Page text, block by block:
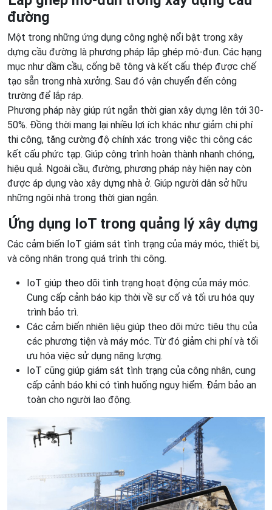
đường
Một trong những ứng dụng công nghệ nổi bật trong xây
dựng cầu đường là phương pháp lắp ghép mô-đun. Các hạng
mục như dầm cầu, cống bê tông và kết cấu thép được chế
tạo sẵn trong nhà xưởng. Sau đó vận chuyển đến công
trường để lắp ráp.
Phương pháp này giúp rút ngắn thời gian xây dựng lên tới 30-
50%. Đồng thời mang lại nhiều lợi ích khác như giảm chi phí
thi công, tăng cường độ chính xác trong việc thi công các
kết cấu phức tạp. Giúp công trình hoàn thành nhanh chóng,
hiệu quả. Ngoài cầu, đường, phương pháp này hiện nay còn
được áp dụng vào xây dựng nhà ở. Giúp người dân sở hữu
những ngôi nhà trong thời gian ngắn.
Ứng dụng IoT trong quảng lý xây dựng
Các cảm biến IoT giám sát tình trạng của máy móc, thiết bị,
và công nhân trong quá trình thi công.
IoT giúp theo dõi tình trạng hoạt động của máy móc.
Cung cấp cảnh báo kịp thời về sự cố và tối ưu hóa quy
trình bảo trì.
Các cảm biến nhiên liệu giúp theo dõi mức tiêu thụ của
các phương tiện và máy móc. Từ đó giảm chi phí và tối
ưu hóa việc sử dụng năng lượng.
IoT cũng giúp giám sát tình trạng của công nhân, cung
cấp cảnh báo khi có tình huống nguy hiểm. Đảm bảo an
toàn cho người lao động.